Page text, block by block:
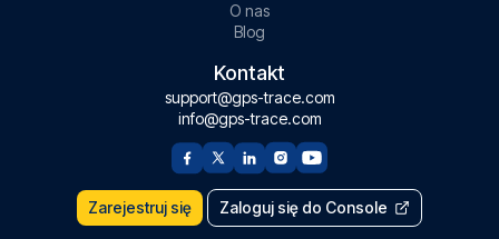
O nas
Blog
Kontakt
support@gps-trace.com
info@gps-trace.com
Zarejestruj się Zaloguj się do Console